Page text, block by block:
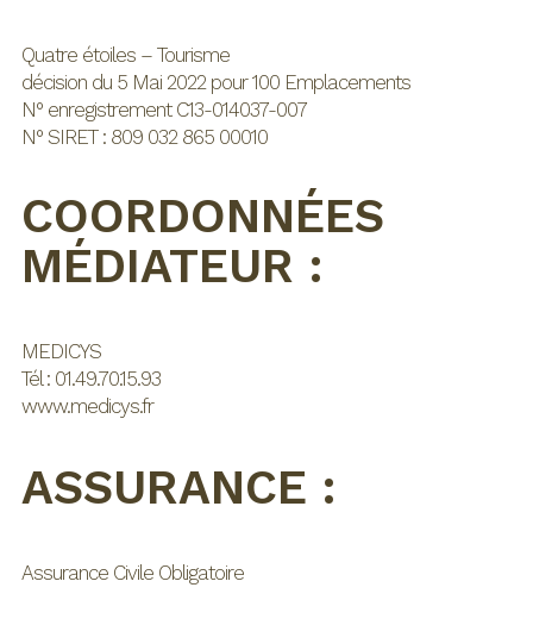
Quatre étoiles – Tourisme
décision du 5 Mai 2022 pour 100 Emplacements
N° enregistrement C13-014037-007
N° SIRET : 809 032 865 00010
COORDONNÉES
MÉDIATEUR :
MEDICYS
Tél : 01.49.70.15.93
www.medicys.fr
ASSURANCE :
Assurance Civile Obligatoire